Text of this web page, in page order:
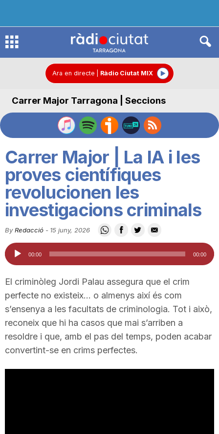
R
d
C
i
t
a
t
Ara en directe Ràdio Ciutat MIX
Carrer Major Tarragona | Seccions
Carrer Major | La IA i les
proves científiques
revolucionen les
investigacions criminals
By Redacció - 15 juny, 2026
Reproductor
d'àudio
00:00 00:00
El criminòleg Jordi Palau assegura que el crim
perfecte no existeix… o almenys així és com
s’ensenya a les facultats de criminologia. Tot i això,
reconeix que hi ha casos que mai s’arriben a
resoldre i que, amb el pas del temps, poden acabar
convertint-se en crims perfectes.